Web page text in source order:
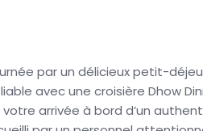
séduire par les plages
de capturer des souvenirs
nocturnes ou en profitant de
des vues imprenables
, des merveilles
par un délicieux petit-
avec une croisière Dhow
votre arrivée à bord d’un